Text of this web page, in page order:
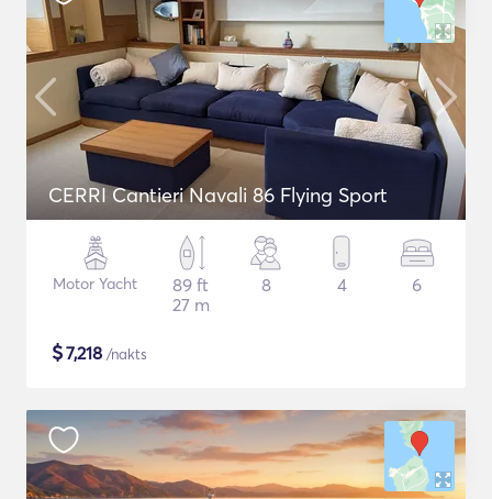
CERRI Cantieri Navali 86 Flying Sport
Motor Yacht
89 ft
27 m
8 4 6
$7,218 /nakts